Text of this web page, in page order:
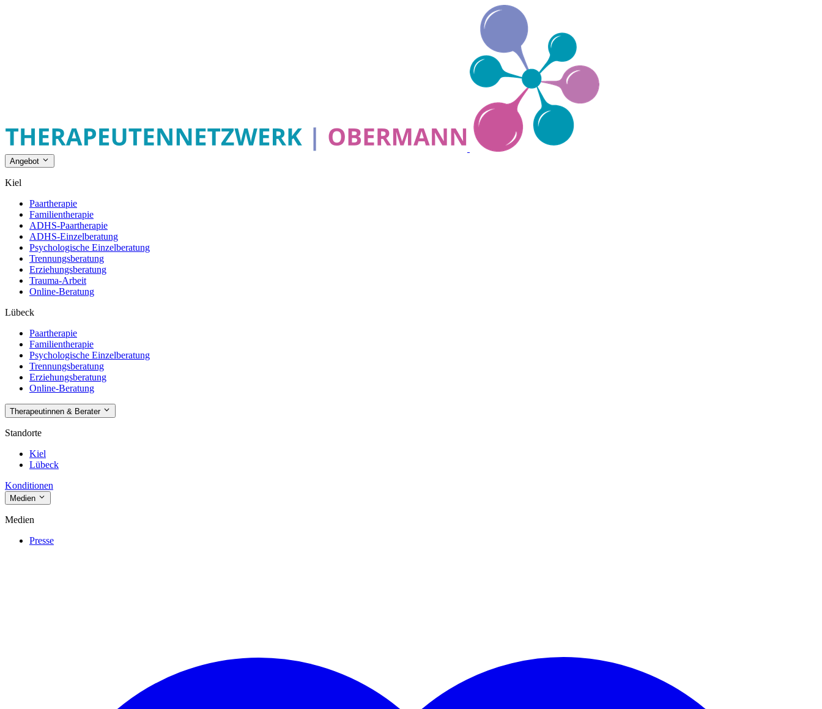
Angebot
Kiel
Paartherapie
Familientherapie
ADHS-Paartherapie
ADHS-Einzelberatung
Psychologische Einzelberatung
Trennungsberatung
Erziehungsberatung
Trauma-Arbeit
Online-Beratung
Lübeck
Paartherapie
Familientherapie
Psychologische Einzelberatung
Trennungsberatung
Erziehungsberatung
Online-Beratung
Therapeutinnen & Berater
Standorte
Kiel
Lübeck
Konditionen
Medien
Medien
Presse